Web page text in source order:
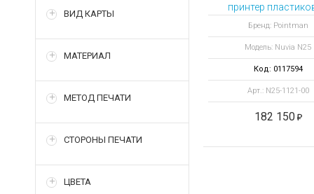
ВИД КАРТЫ
МАТЕРИАЛ
МЕТОД ПЕЧАТИ
СТОРОНЫ ПЕЧАТИ
ЦВЕТА
принтер
карт Nuvia N25
энкодерами
контактных и
бесконтактных
карт
Бренд: Pointman
Модель: Nuvia N25
Код: 0117594
Арт.: N25-1121-00
182 150